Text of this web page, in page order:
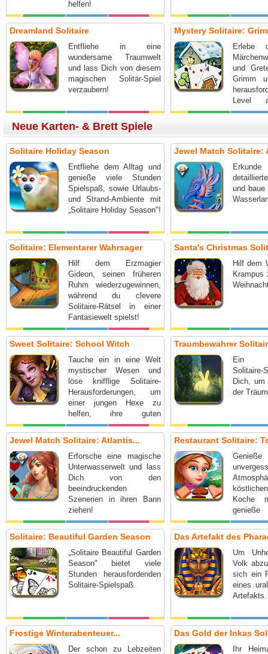
helfen!
Dreamland Solitaire
Entfliehe in eine
wundersame Traumwelt
und lass Dich von diesem
magischen Solitär-Spiel
verzaubern!
Mystery Solitaire:
Erlebe
und
Grimm
Level
Neue Karten- & Brett Spiele
Solitaire Holiday Season
Entfliehe dem Alltag und
genieße viele Stunden
Spielspaß, sowie Urlaubs-
und Strand-Ambiente mit
„Solitaire Holiday Season"!
Jewel Match Solitaire:
und baue
Solitaire: Elementarer Wahrsager
Hilf dem Erzmagier
Gideon, seinen früheren
Ruhm wiederzugewinnen,
während du clevere
Solitaire-Rätsel in einer
Fantasiewelt spielst!
Santa's Christmas
Hilf dem
Krampus
Sweet Solitaire: School Witch
Tauche ein in eine Welt
mystischer Wesen und
löse knifflige Solitaire-
Herausforderungen, um
einer jungen Hexe zu
helfen, ihre guten
Absichten zu beweisen.
Traumbewahrer
Ein
Dich,
der
Jewel Match Solitaire: Atlantis...
Erforsche eine magische
Unterwasserwelt und lass
Dich von den
beeindruckenden
Szenerien in ihren Bann
ziehen!
Restaurant Solitaire:
Koche
Solitaire: Beautiful Garden Season
„Solitaire Beautiful Garden
Season" bietet viele
Stunden herausfordenden
Solitaire-Spielspaß.
Das Artefakt des
Um
Volk
sich ein
eines
Artefakts.
Frostige Winterabenteuer...
Der schon zu Lebzeiten
Das Gold der Inkas
Ihr